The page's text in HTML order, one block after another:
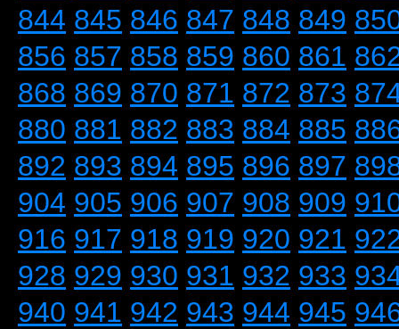
844 845 846 847 848 849
856 857 858 859 860 861
868 869 870 871 872 873
880 881 882 883 884 885
892 893 894 895 896 897
904 905 906 907 908 909
916 917 918 919 920 921
928 929 930 931 932 933
940 941 942 943 944 945